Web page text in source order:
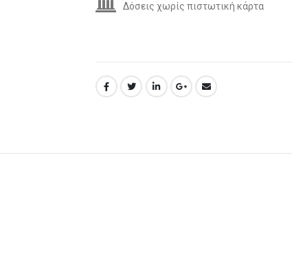
Δόσεις χωρίς πιστωτική κάρτα